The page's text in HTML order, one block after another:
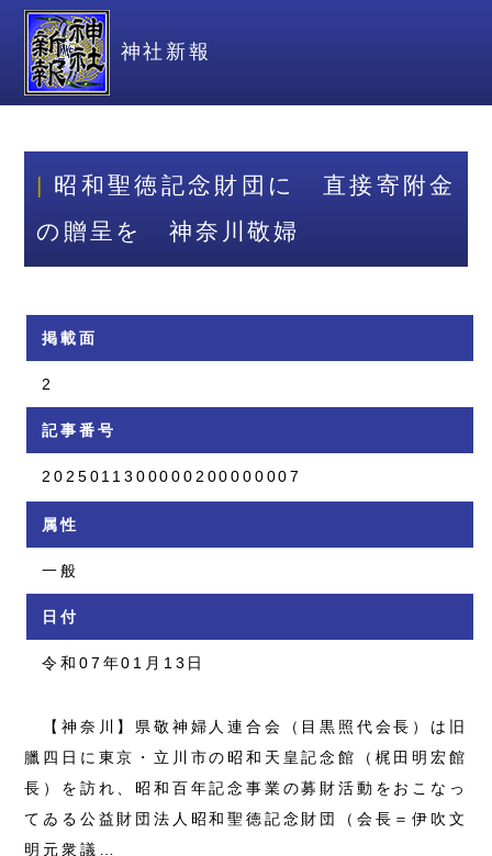
神社新報
昭和聖徳記念財団に 直接寄附金
の贈呈を 神奈川敬婦
掲載面
2
記事番号
2025011300000200000007
属性
一般
日付
令和07年01月13日
【神奈川】県敬神婦人連合会（目黒照代会長）は旧
臘四日に東京・立川市の昭和天皇記念館（梶田明宏館
長）を訪れ、昭和百年記念事業の募財活動をおこなっ
てゐる公益財団法人昭和聖徳記念財団（会長＝伊吹文
明元衆議…